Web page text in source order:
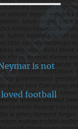
is not
loved football